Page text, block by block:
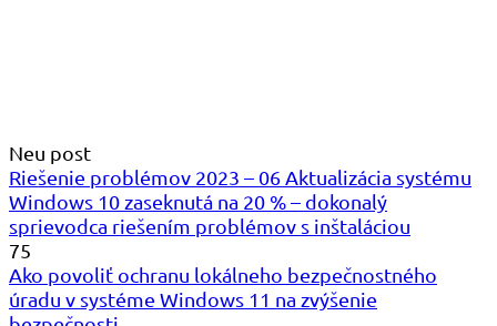
Neu post
Riešenie problémov 2023 – 06 Aktualizácia systému
Windows 10 zaseknutá na 20 % – dokonalý
sprievodca riešením problémov s inštaláciou
75
Ako povoliť ochranu lokálneho bezpečnostného
úradu v systéme Windows 11 na zvýšenie